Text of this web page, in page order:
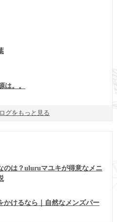
は。。
グをもっと見る
のは？uluruマユキが得意なメニ
かけるなら｜自然なメンズパー